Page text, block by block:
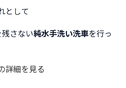
として
さない純水手洗い洗車を行っ
詳細を見る